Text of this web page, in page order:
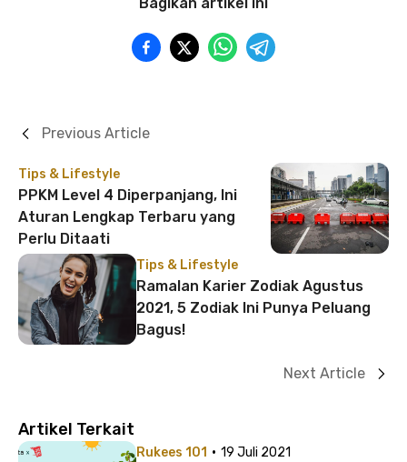
Tips & Lifestyle
PPKM Level 4 Diperpanjang, Ini
Aturan Lengkap Terbaru yang
Perlu Ditaati
Previous Article
Tips & Lifestyle
Ramalan Karier Zodiak Agustus
2021, 5 Zodiak Ini Punya Peluang
Bagus!
Next Article
Artikel Terkait
Rukees 101 · 19 Juli 2021